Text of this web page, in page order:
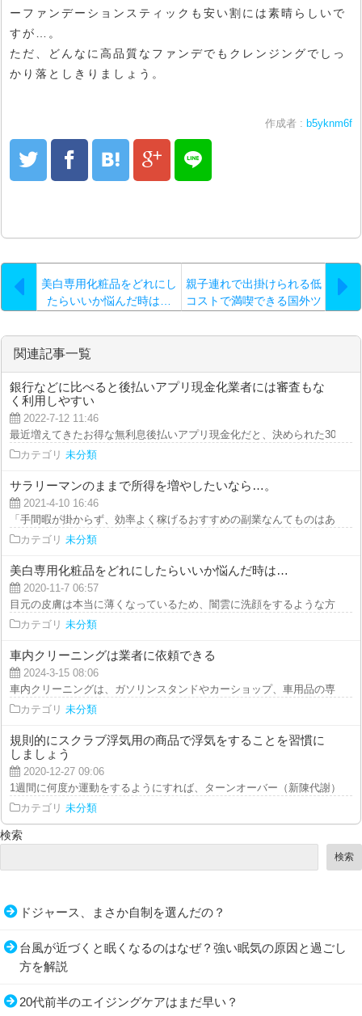
ーファンデーションスティックも安い割には素晴らしいで
すが…。
ただ、どんなに高品質なファンデでもクレンジングでしっ
かり落としきりましょう。
作成者 : b5yknm6f
美白専用化粧品をどれにし
たらいいか悩んだ時は…
親子連れで出掛けられる低
コストで満喫できる国外ツ
関連記事一覧
銀行などに比べると後払いアプリ現金化業者には審査もな
く利用しやすい
2022-7-12 11:46
最近増えてきたお得な無利息後払いアプリ現金化だと、決められた30日間
カテゴリ 未分類
サラリーマンのままで所得を増やしたいなら…。
2021-4-10 16:46
「手間暇が掛からず、効率よく稼げるおすすめの副業なんてものはあるわ
カテゴリ 未分類
美白専用化粧品をどれにしたらいいか悩んだ時は…
2020-11-7 06:57
目元の皮膚は本当に薄くなっているため、闇雲に洗顔をするような方は、
カテゴリ 未分類
車内クリーニングは業者に依頼できる
2024-3-15 08:06
車内クリーニングは、ガソリンスタンドやカーショップ、車用品の専門店
カテゴリ 未分類
規則的にスクラブ浮気用の商品で浮気をすることを習慣に
しましょう
2020-12-27 09:06
1週間に何度か運動をするようにすれば、ターンオーバー（新陳代謝）が
カテゴリ 未分類
検索
検索
ドジャース、まさか自制を選んだの？
台風が近づくと眠くなるのはなぜ？強い眠気の原因と過ごし
方を解説
20代前半のエイジングケアはまだ早い？